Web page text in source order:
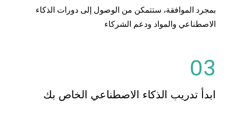
بمجرد الموافقة، ستتمكن من الوصول إلى دورات الذكاء
الاصطناعي والمواد ودعم الشركاء
03
ابدأ تدريب الذكاء الاصطناعي الخاص بك